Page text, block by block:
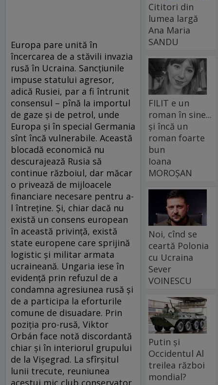
Europa pare unită în
încercarea de a stăvili invazia
rusă în Ucraina. Sancțiunile
impuse statului agresor,
adică Rusiei, par a fi întrunit
consensul – pînă la importul
de gaze și de petrol, unde
Europa și în special Germania
sînt încă vulnerabile. Această
blocadă economică nu
descurajează Rusia să
continue războiul, dar măcar
o privează de mijloacele
financiare necesare pentru a-
l întreține. Și, chiar dacă nu
există un consens european
în această privință, există
state europene care sprijină
logistic și militar armata
ucraineană. Ungaria iese în
evidență prin refuzul de a
condamna agresiunea rusă și
de a participa la eforturile
comune de disuadare. Prin
poziția pro-rusă, Viktor
Orbán face notă discordantă
chiar și în interiorul grupului
de la Vișegrad. La sfîrșitul
lunii trecute, reuniunea
Cititori din
lumea largă
Ana Maria
SANDU
FILIT e un
roman în sine...
și încă un
roman foarte
bun
Ioana
MOROȘAN
Noi, cînd se
ceartă Polonia
cu Ucraina
Sever
VOINESCU
Putin și
Occidentul Al
treilea război
mondial?